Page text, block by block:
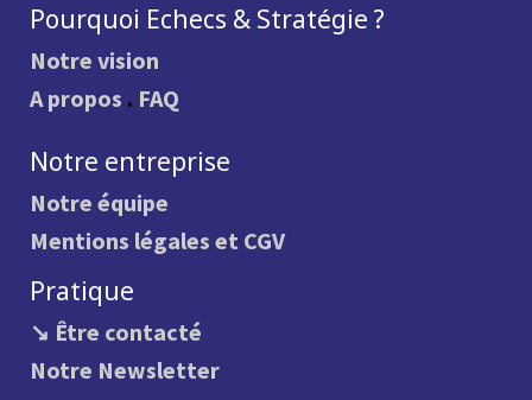
Pourquoi Echecs & Stratégie ?
Notre vision
A propos . FAQ
Notre entreprise
Notre équipe
Mentions légales et CGV
Pratique
↘ Être contacté
Notre Newsletter